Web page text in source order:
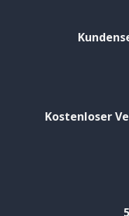
Kostenloser